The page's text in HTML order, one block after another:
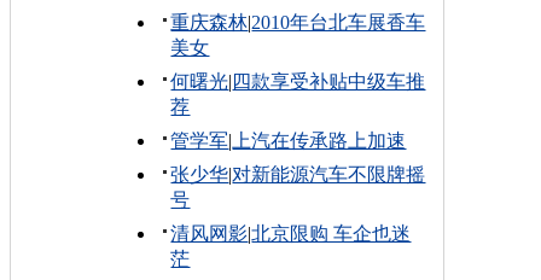
重庆森林|2010年台北车展香车
美女
何曙光| 四款享受补贴中级车推
荐
管学军| 上汽在传承路上加速
张少华|对新能源汽车不限牌摇
号
清风网影|北京限购 车企也迷
茫